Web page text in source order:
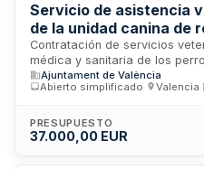
Servicio de asistencia
de la unidad canina de
departamento de
intervención en
Contratación de servicios
médica y sanitaria de los
la unidad canina de rescate
y protección civil. El contrato
mantener la salud y
operaciones de rescate y
Ajuntament de València
Abierto simplificado
Valencia
PRESUPUESTO
37.000,00 EUR